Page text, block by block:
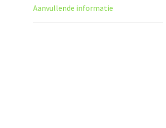
Aanvullende informatie